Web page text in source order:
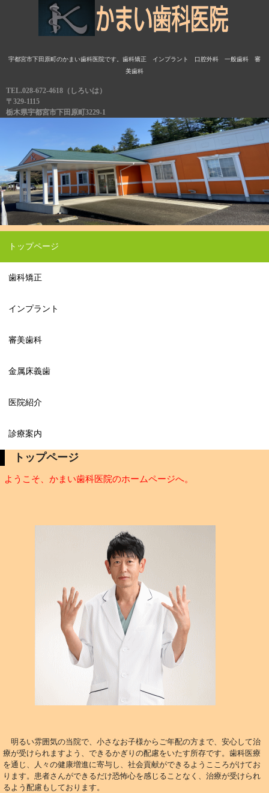
宇都宮市下田原町のかまい歯科医院です。歯科矯正 インプラント 口腔外科 一般歯科 審
美歯科
TEL.028-672-4618（しろいは）
〒329-1115
栃木県宇都宮市下田原町3229-1
トップページ
歯科矯正
インプラント
審美歯科
金属床義歯
医院紹介
診療案内
トップページ
ようこそ、かまい歯科医院のホームページへ。
明るい雰囲気の当院で、小さなお子様からご年配の方まで、安心して治
療が受けられますよう、できるかぎりの配慮をいたす所存です。歯科医療
を通じ、人々の健康増進に寄与し、社会貢献ができるようこころがけてお
ります。患者さんができるだけ恐怖心を感じることなく、治療が受けられ
るよう配慮もしております。